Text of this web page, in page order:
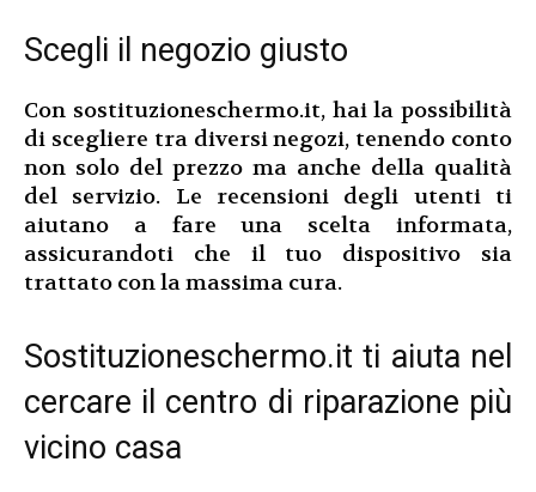
Scegli il negozio giusto
Con sostituzioneschermo.it, hai la possibilità
di scegliere tra diversi negozi, tenendo conto
non solo del prezzo ma anche della qualità
del servizio. Le recensioni degli utenti ti
aiutano a fare una scelta informata,
assicurandoti che il tuo dispositivo sia
trattato con la massima cura.
Sostituzioneschermo.it ti aiuta nel
cercare il centro di riparazione più
vicino casa